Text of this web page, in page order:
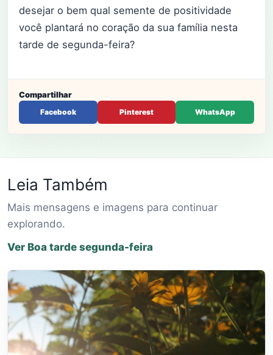
desejar o bem qual semente de positividade
você plantará no coração da sua família nesta
tarde de segunda-feira?
Compartilhar
Facebook Pinterest WhatsApp
Leia Também
Mais mensagens e imagens para continuar
explorando.
Ver Boa tarde segunda-feira